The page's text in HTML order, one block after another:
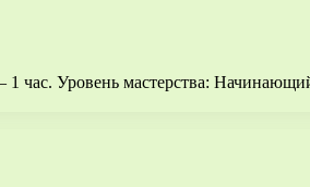
Уровень мастерства: